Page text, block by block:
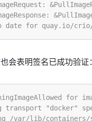
会表明签名已成功验证：